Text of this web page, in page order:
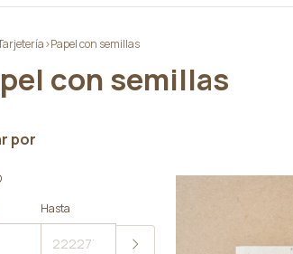
>Papel con semillas
con semillas
por
Hasta